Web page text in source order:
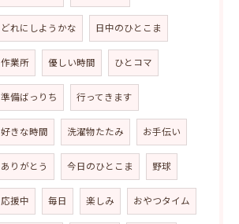
どれにしようかな 日中のひとこま
作業所 優しい時間 ひとコマ
準備ばっりち 行ってきます
好きな時間 洗濯物たたみ お手伝い
ありがとう 今日のひとこま 野球
応援中 毎日 楽しみ おやつタイム